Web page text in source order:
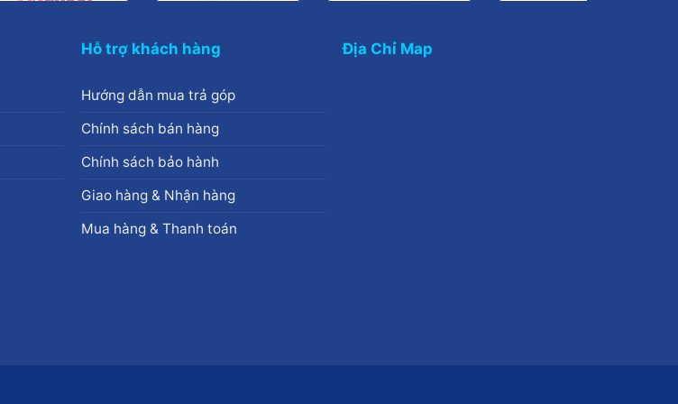
Hỗ trợ khách hàng
Hướng dẫn mua trả góp
Chính sách bán hàng
Chính sách bảo hành
Giao hàng & Nhận hàng
Mua hàng & Thanh toán
Địa Chỉ Map